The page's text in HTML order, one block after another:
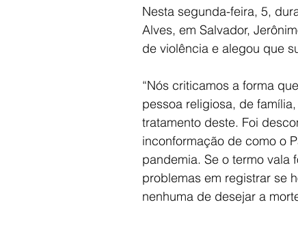
Nesta segunda-feira, 5,
Alves, em Salvador,
de violência e alegou que
“Nós criticamos a forma
pessoa religiosa, de
tratamento deste. Foi
inconformação de como o
pandemia. Se o termo vala
problemas em registrar se
nenhuma de desejar a